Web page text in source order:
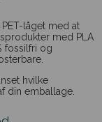
låget med at
med PLA
fossilfri og
hvilke
din emballage.